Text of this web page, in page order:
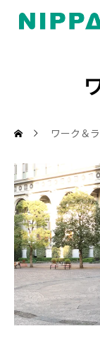
事業紹介
ダッシュボード
募集要項
ワーク＆